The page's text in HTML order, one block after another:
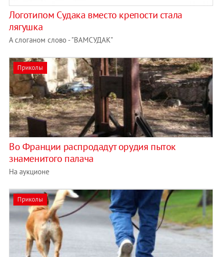
Логотипом Судака вместо крепости стала
лягушка
А слоганом слово - "ВАМСУДАК"
Приколы
Во Франции распродадут орудия пыток
знаменитого палача
На аукционе
Приколы